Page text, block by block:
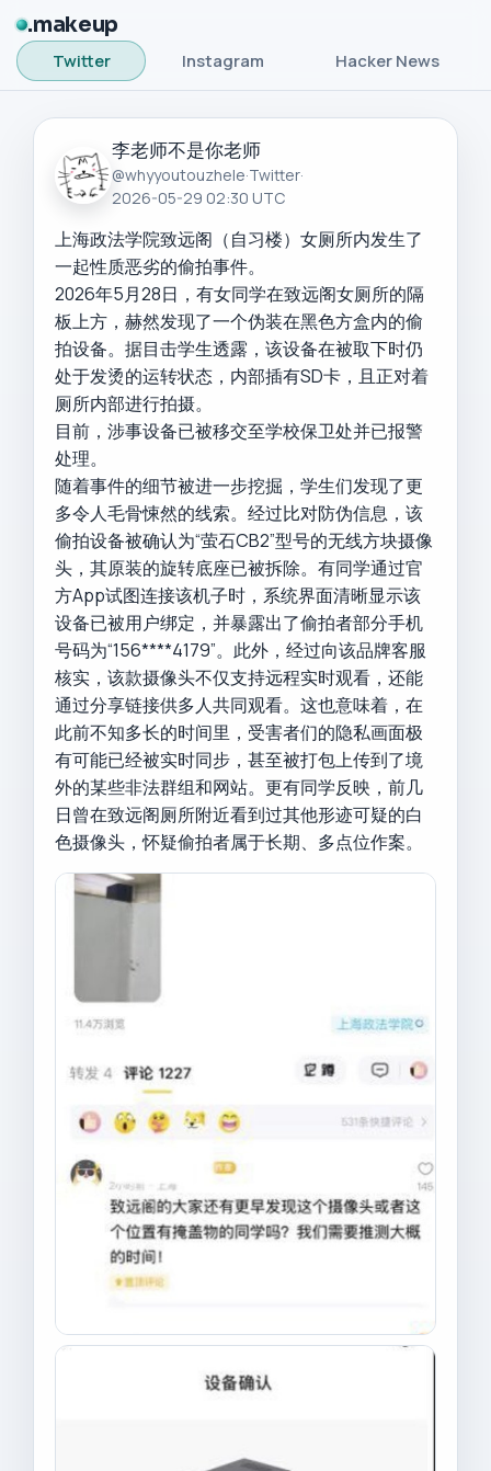
makeup
Twitter Instagram Hacker News
李老师不是你老师
@whyyoutouzhele·Twitter·
2026-05-29 02:30 UTC
上海政法学院致远阁（自习楼）女厕所内发生了
一起性质恶劣的偷拍事件。
2026年5月28日，有女同学在致远阁女厕所的隔
板上方，赫然发现了一个伪装在黑色方盒内的偷
拍设备。据目击学生透露，该设备在被取下时仍
处于发烫的运转状态，内部插有SD卡，且正对着
厕所内部进行拍摄。
目前，涉事设备已被移交至学校保卫处并已报警
处理。
随着事件的细节被进一步挖掘，学生们发现了更
多令人毛骨悚然的线索。经过比对防伪信息，该
偷拍设备被确认为“萤石CB2”型号的无线方块摄像
头，其原装的旋转底座已被拆除。有同学通过官
方App试图连接该机子时，系统界面清晰显示该
设备已被用户绑定，并暴露出了偷拍者部分手机
号码为“156****4179”。此外，经过向该品牌客服
核实，该款摄像头不仅支持远程实时观看，还能
通过分享链接供多人共同观看。这也意味着，在
此前不知多长的时间里，受害者们的隐私画面极
有可能已经被实时同步，甚至被打包上传到了境
外的某些非法群组和网站。更有同学反映，前几
日曾在致远阁厕所附近看到过其他形迹可疑的白
色摄像头，怀疑偷拍者属于长期、多点位作案。